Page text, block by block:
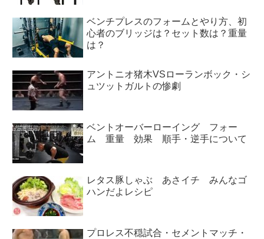
ベンチプレスのフォームとやり方、初
心者のブリッジは？セット数は？重量
は？
アントニオ猪木VSローランボック・シ
ュツットガルトの惨劇
ベントオーバーローイング フォー
ム 重量 効果 順手・逆手について
レタス豚しゃぶ あさイチ みんなゴ
ハンだよレシピ
プロレス不穏試合・セメントマッチ・